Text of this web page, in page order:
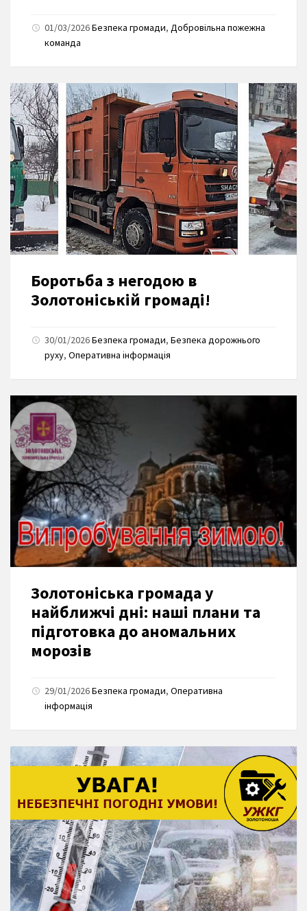
01/03/2026Безпека громади, Добровільна пожежна
команда
Боротьба з негодою в
Золотоніській громаді!
30/01/2026Безпека громади, Безпека дорожнього
руху, Оперативна інформація
Золотоніська громада у
найближчі дні: наші плани та
підготовка до аномальних
морозів
29/01/2026Безпека громади, Оперативна
інформація